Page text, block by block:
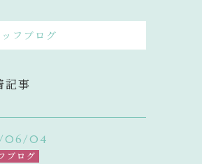
フブログ
記事
06/04
ブログ